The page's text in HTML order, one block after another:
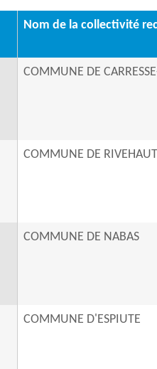
Nom de la collectivité
COMMUNE DE
COMMUNE DE
COMMUNE DE NABAS
COMMUNE D'ESPIUTE